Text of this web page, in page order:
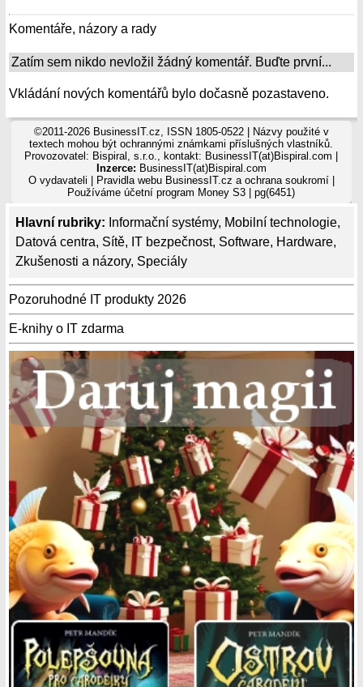
Hlavní rubriky: Informační systémy, Mobilní technologie,
Datová centra, Sítě, IT bezpečnost, Software, Hardware,
Zkušenosti a názory, Speciály
Pozoruhodné IT produkty 2026
E-knihy o IT zdarma
Komentáře, názory a rady
Zatím sem nikdo nevložil žádný komentář. Buďte první...
Vkládání nových komentářů bylo dočasně pozastaveno.
©2011-2026 BusinessIT.cz, ISSN 1805-0522 | Názvy použité v
textech mohou být ochrannými známkami příslušných vlastníků.
Provozovatel: Bispiral, s.r.o., kontakt: BusinessIT(at)Bispiral.com |
Inzerce: BusinessIT(at)Bispiral.com
O vydavateli
Pravidla webu BusinessIT.cz a ochrana soukromí|
Používámeúčetní program Money S3 | pg(6451)